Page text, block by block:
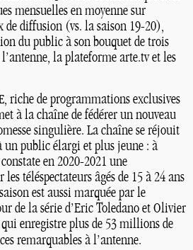
mensuelles en moyenne sur
de diffusion (vs. la saison 19-20),
du public à son bouquet de trois
la plateforme arte.tv et les
, riche de programmations exclusives
à la chaîne de fédérer un nouveau
singulière. La chaîne se réjouit
un public élargi et plus jeune : à
en 2020-2021 une
téléspectateurs âgés de 15 à 24 ans
est aussi marquée par le
de la série d’Eric Toledano et Olivier
qui enregistre plus de 53 millions de
remarquables à l’antenne.